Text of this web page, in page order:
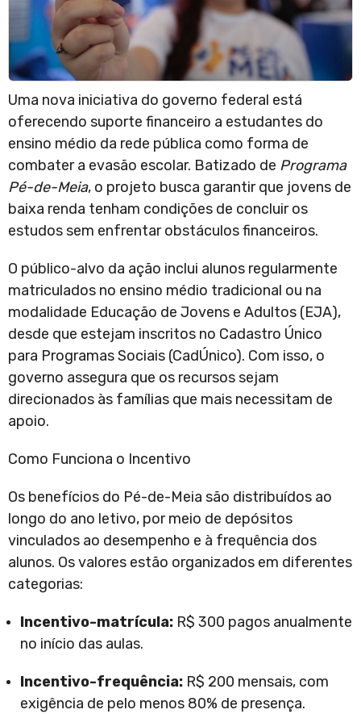
Uma nova iniciativa do governo federal está
oferecendo suporte financeiro a estudantes do
ensino médio da rede pública como forma de
combater a evasão escolar. Batizado de Programa
Pé-de-Meia, o projeto busca garantir que jovens de
baixa renda tenham condições de concluir os
estudos sem enfrentar obstáculos financeiros.
O público-alvo da ação inclui alunos regularmente
matriculados no ensino médio tradicional ou na
modalidade Educação de Jovens e Adultos (EJA),
desde que estejam inscritos no Cadastro Único
para Programas Sociais (CadÚnico). Com isso, o
governo assegura que os recursos sejam
direcionados às famílias que mais necessitam de
apoio.
Como Funciona o Incentivo
Os benefícios do Pé-de-Meia são distribuídos ao
longo do ano letivo, por meio de depósitos
vinculados ao desempenho e à frequência dos
alunos. Os valores estão organizados em diferentes
categorias:
Incentivo-matrícula: R$ 300 pagos anualmente
no início das aulas.
Incentivo-frequência: R$ 200 mensais, com
exigência de pelo menos 80% de presença.